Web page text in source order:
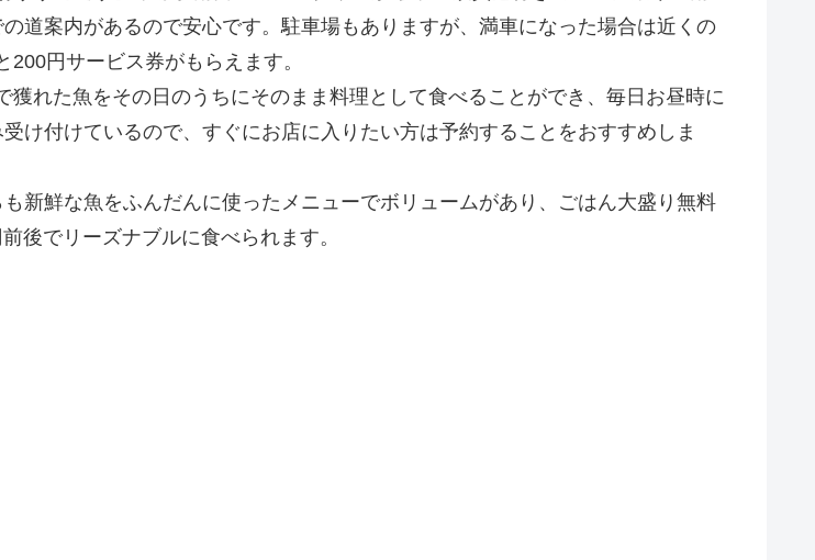
道案内があるので安心です。駐車場もありますが、満車になった場合は近くの
円サービス券がもらえます。
れた魚をその日のうちにそのまま料理として食べることができ、毎日お昼時に
け付けているので、すぐにお店に入りたい方は予約することをおすすめしま
新鮮な魚をふんだんに使ったメニューでボリュームがあり、ごはん大盛り無料
後でリーズナブルに食べられます。